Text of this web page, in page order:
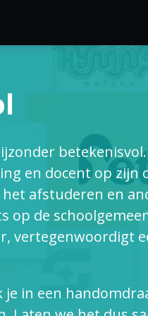
en docent op zijn
afstuderen en
op de
vertegenwoordigt
in een